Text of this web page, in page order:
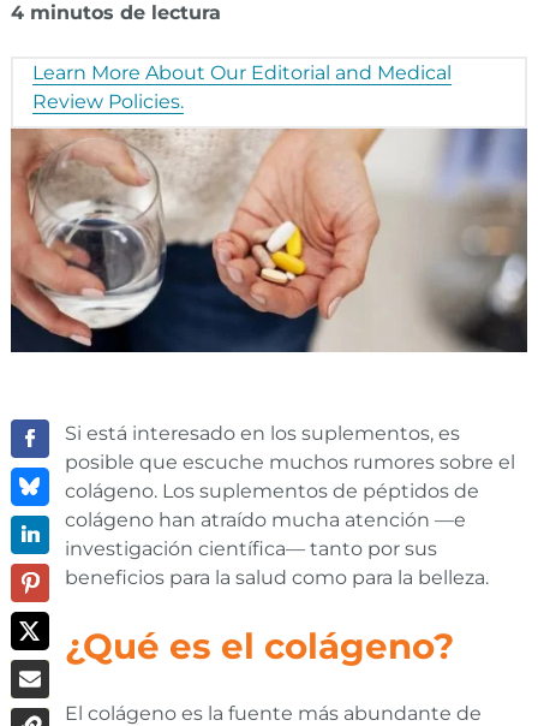
4 minutos de lectura
Learn More About Our Editorial and Medical
Review Policies.
Si está interesado en los suplementos, es
posible que escuche muchos rumores sobre el
colágeno. Los suplementos de péptidos de
colágeno han atraído mucha atención —e
investigación científica— tanto por sus
beneficios para la salud como para la belleza.
¿Qué es el colágeno?
El colágeno es la fuente más abundante de